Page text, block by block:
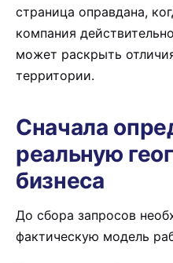
страница оправдана,
компания
может раскрыть
территории.
Сначала
реальную
бизнеса
До сбора запросов
фактическую модель